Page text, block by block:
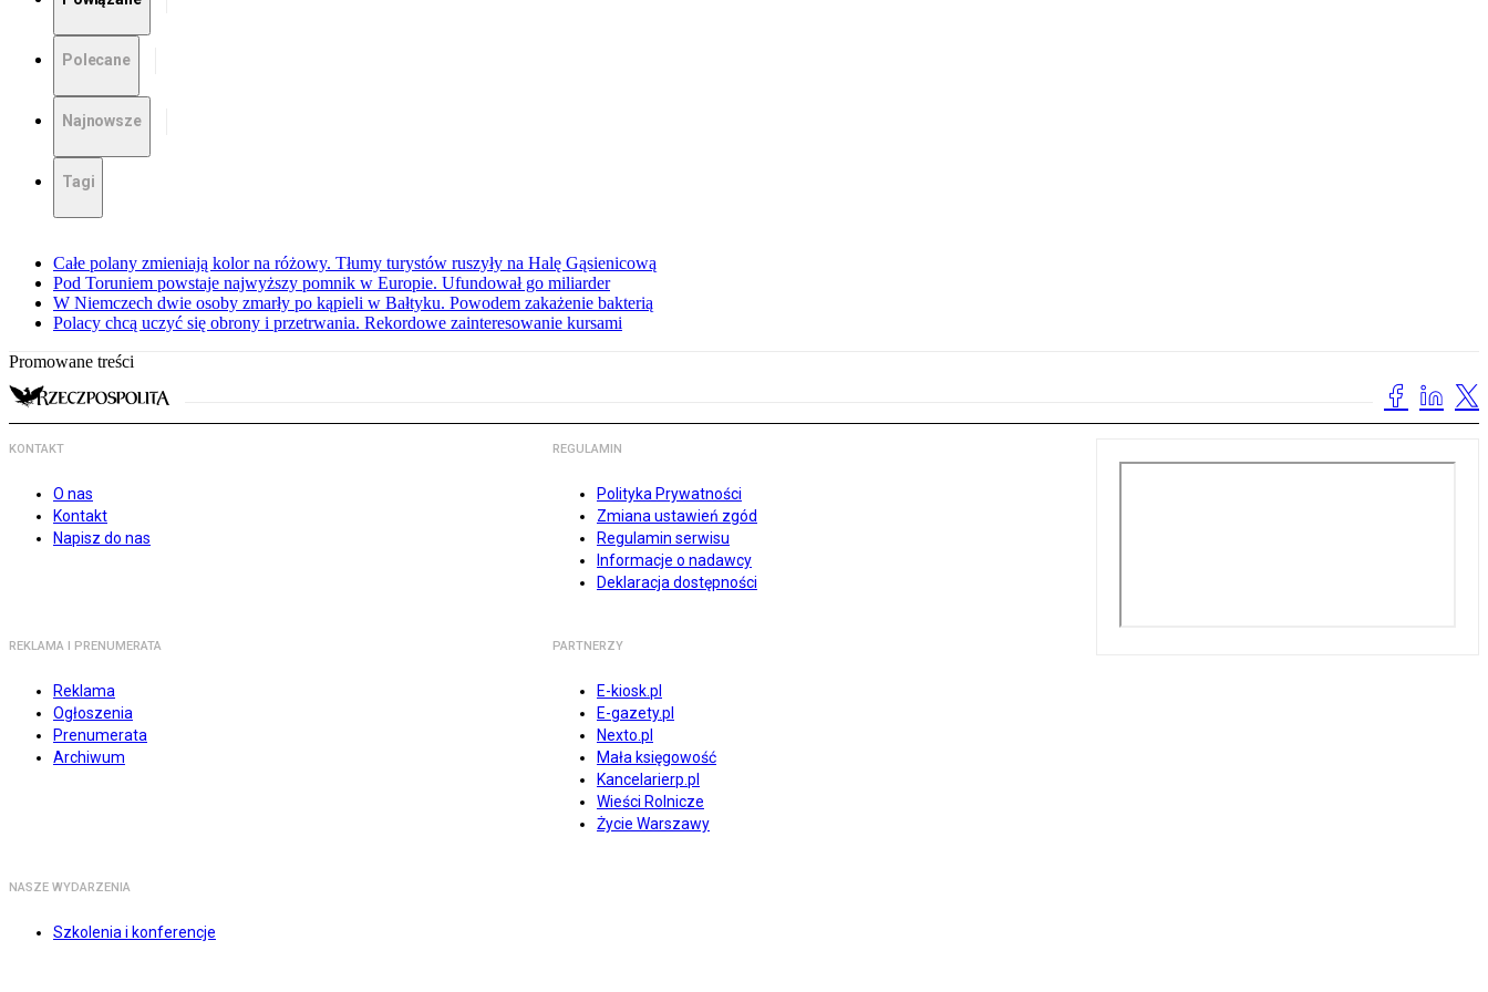
Polecane
Najnowsze
Tagi
Całe polany zmieniają kolor na różowy. Tłumy turystów ruszyły na Halę Gąsienicową
Pod Toruniem powstaje najwyższy pomnik w Europie. Ufundował go miliarder
W Niemczech dwie osoby zmarły po kąpieli w Bałtyku. Powodem zakażenie bakterią
Polacy chcą uczyć się obrony i przetrwania. Rekordowe zainteresowanie kursami
Promowane treści
KONTAKT
O nas
Kontakt
Napisz do nas
REGULAMIN
Polityka Prywatności
Zmiana ustawień zgód
Regulamin serwisu
Informacje o nadawcy
Deklaracja dostępności
REKLAMA I PRENUMERATA
Reklama
Ogłoszenia
Prenumerata
Archiwum
PARTNERZY
E-kiosk.pl
E-gazety.pl
Nexto.pl
Mała księgowość
Kancelarierp.pl
Wieści Rolnicze
Życie Warszawy
NASZE WYDARZENIA
Szkolenia i konferencje